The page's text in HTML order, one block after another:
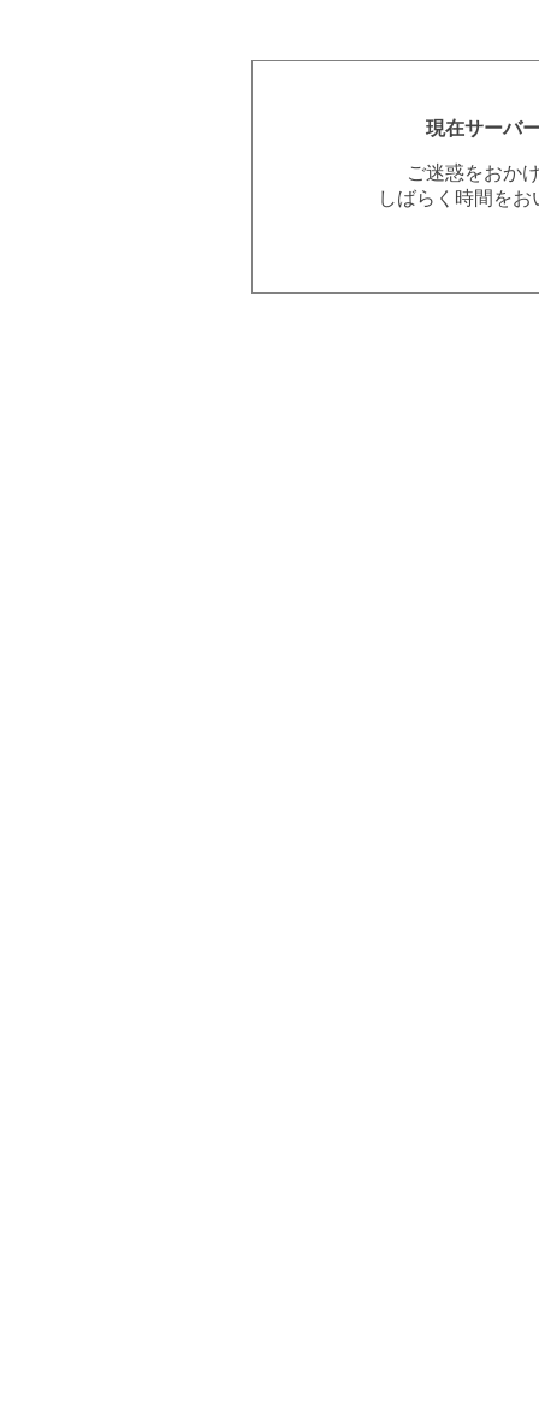
現在サーバ
ご迷惑をおか
しばらく時間を